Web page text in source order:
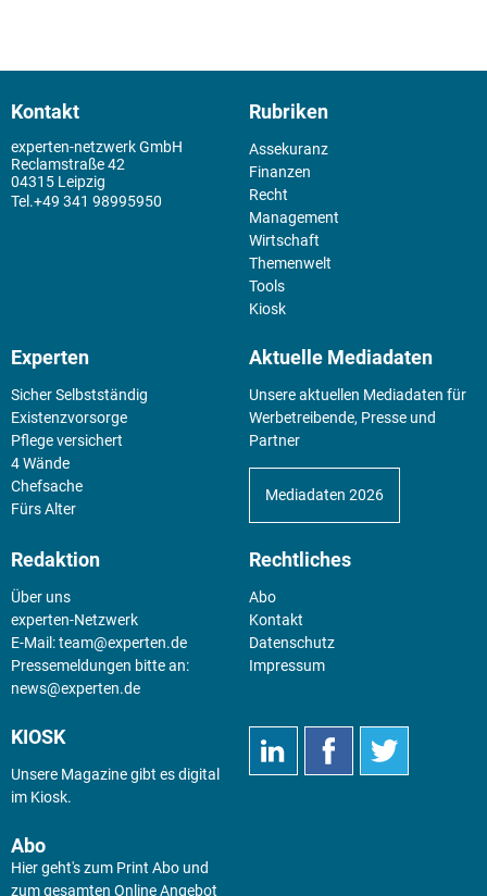
Kontakt
experten-netzwerk GmbH
Reclamstraße 42
04315 Leipzig
+49 341 98995950
Rubriken
Assekuranz
Finanzen
Recht
Management
Wirtschaft
Themenwelt
Tools
Kiosk
Experten
Sicher Selbstständig
Existenz­vorsorge
Pflege versichert
4 Wände
Chefsache
Fürs Alter
Aktuelle Mediadaten
Unsere aktuellen Mediadaten für
Werbetreibende, Presse und
Partner
Mediadaten 2026
Redaktion
Über uns
experten-Netzwerk
E-Mail:team@experten.de
Pressemeldungen bitte an:
news@experten.de
Rechtliches
Abo
Kontakt
Datenschutz
Impressum
KIOSK
Unsere Magazine gibt es digital
im Kiosk.
Abo
Hier geht's zum Print Abo und
zum gesamten Online Angebot